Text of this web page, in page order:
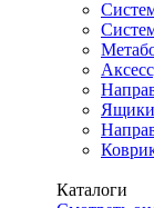
Ящики
Каталоги